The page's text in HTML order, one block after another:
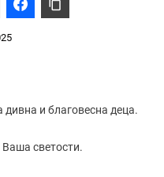
и благовесна деца.
светости.